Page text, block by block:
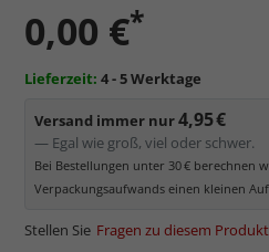
0,00 €*
Lieferzeit: 4 - 5 Werktage
Versand immer nur4,95 €
— Egal wie groß, viel oder schwer.
Bei Bestellungen unter 30 € berechnen
Verpackungsaufwands einen kleinen
Stellen Sie Fragen zu diesem Produkt